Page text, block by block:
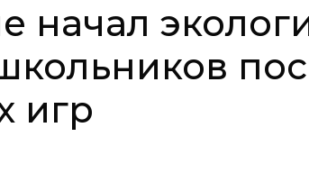
начал
игр